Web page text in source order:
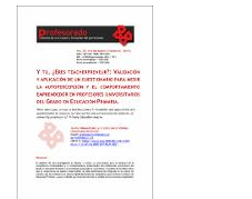
Policies